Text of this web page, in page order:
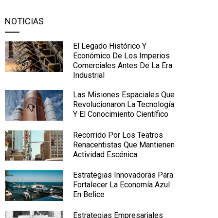
NOTICIAS
El Legado Histórico Y
Económico De Los Imperios
Comerciales Antes De La Era
Industrial
Las Misiones Espaciales Que
Revolucionaron La Tecnología
Y El Conocimiento Científico
Recorrido Por Los Teatros
Renacentistas Que Mantienen
Actividad Escénica
Estrategias Innovadoras Para
Fortalecer La Economía Azul
En Belice
Estrategias Empresariales